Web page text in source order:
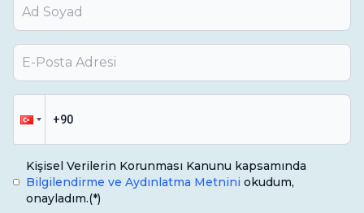
Kişisel Verilerin Korunması Kanunu kapsamında
Bilgilendirme ve Aydınlatma Metniniokudum,
onayladım.(*)